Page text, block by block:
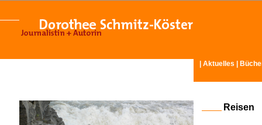
Aktuelles
Reisen